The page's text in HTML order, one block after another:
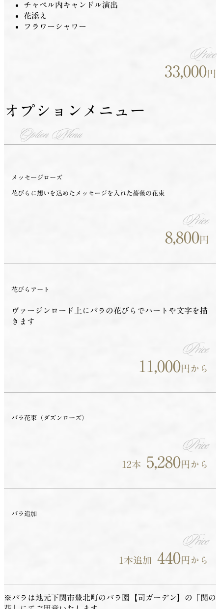
チャペル内キャンドル演出
花添え
フラワーシャワー
Price
33,000円
オプションメニュー
Option Menu
メッセージローズ
花びらに想いを込めたメッセージを入れた薔薇の花束
Price
8,800円
花びらアート
ヴァージンロード上にバラの花びらでハートや文字を描
きます
Price
11,000円から
バラ花束（ダズンローズ）
Price
12本 5,280円から
バラ追加
Price
1本追加 440円から
※バラは地元下関市豊北町のバラ園【司ガーデン】の「関の